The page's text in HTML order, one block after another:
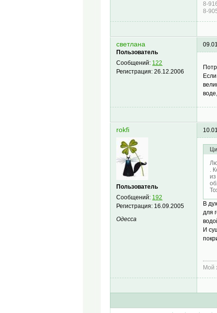
8-
8-
светлана
Пользователь
Сообщений: 122
Регистрация:26.12.2006
rokfi
Пользователь
Сообщений: 192
Регистрация: 16.09.2005
Одесса
.
В
для
И
Мой